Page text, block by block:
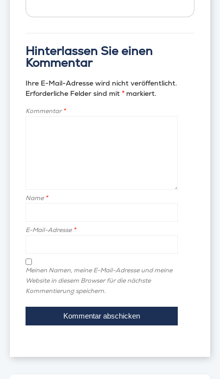
Hinterlassen Sie einen
Kommentar
Ihre E-Mail-Adresse wird nicht veröffentlicht.
Erforderliche Felder sind mit *markiert.
Kommentar*
Name *
E-Mail-Adresse *
Meinen Namen, meine E-Mail-Adresse und meine
Website in diesem Browser für die nächste
Kommentierung speichern.